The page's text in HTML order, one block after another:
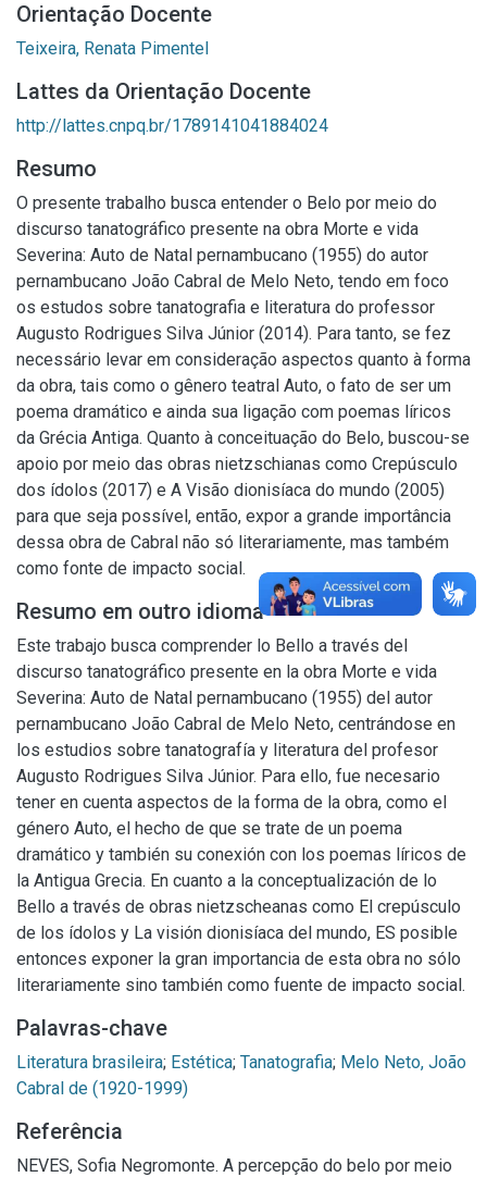
Orientação Docente
Teixeira, Renata Pimentel
Lattes da Orientação Docente
http://lattes.cnpq.br/1789141041884024
Resumo
O presente trabalho busca entender o Belo por meio do
discurso tanatográfico presente na obra Morte e vida
Severina: Auto de Natal pernambucano (1955) do autor
pernambucano João Cabral de Melo Neto, tendo em foco
os estudos sobre tanatografia e literatura do professor
Augusto Rodrigues Silva Júnior (2014). Para tanto, se fez
necessário levar em consideração aspectos quanto à forma
da obra, tais como o gênero teatral Auto, o fato de ser um
poema dramático e ainda sua ligação com poemas líricos
da Grécia Antiga. Quanto à conceituação do Belo, buscou-se
apoio por meio das obras nietzschianas como Crepúsculo
dos ídolos (2017) e A Visão dionisíaca do mundo (2005)
para que seja possível, então, expor a grande importância
dessa obra de Cabral não só literariamente, mas também
como fonte de impacto social.
Resumo em outro idioma
Este trabajo busca comprender lo Bello a través del
discurso tanatográfico presente en la obra Morte e vida
Severina: Auto de Natal pernambucano (1955) del autor
pernambucano João Cabral de Melo Neto, centrándose en
los estudios sobre tanatografía y literatura del profesor
Augusto Rodrigues Silva Júnior. Para ello, fue necesario
tener en cuenta aspectos de la forma de la obra, como el
género Auto, el hecho de que se trate de un poema
dramático y también su conexión con los poemas líricos de
la Antigua Grecia. En cuanto a la conceptualización de lo
Bello a través de obras nietzscheanas como El crepúsculo
de los ídolos y La visión dionisíaca del mundo, ES posible
entonces exponer la gran importancia de esta obra no sólo
literariamente sino también como fuente de impacto social.
Palavras-chave
Literatura brasileira; Estética; Tanatografia; Melo Neto, João
Cabral de (1920-1999)
Referência
NEVES, Sofia Negromonte. A percepção do belo por meio